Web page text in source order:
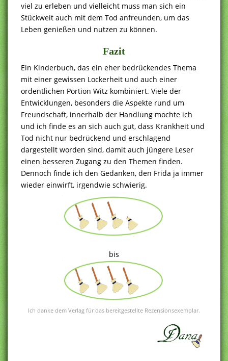
viel zu erleben und vielleicht muss man sich ein
Stückweit auch mit dem Tod anfreunden, um das
Leben genießen und nutzen zu können.
Fazit
Ein Kinderbuch, das ein eher bedrückendes Thema
mit einer gewissen Lockerheit und auch einer
ordentlichen Portion Witz kombiniert. Viele der
Entwicklungen, besonders die Aspekte rund um
Freundschaft, innerhalb der Handlung mochte ich
und ich finde es an sich auch gut, dass Krankheit und
Tod nicht nur bedrückend und erschlagend
dargestellt worden sind, damit auch jüngere Leser
einen besseren Zugang zu den Themen finden.
Dennoch finde ich den Gedanken, den Frida ja immer
wieder einwirft, irgendwie schwierig.
bis
Ich danke dem Verlag für das bereitgestellte Rezensionsexemplar.